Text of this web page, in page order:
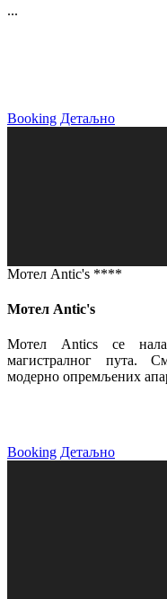
...
Booking Детаљно
Мотел Antic's ****
Мотел Antic's
Мотел Antics се
магистралног пута.
модерно опремљених
Booking Детаљно